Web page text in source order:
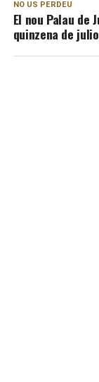
NO US PERDEU
El nou Palau de
quinzena de